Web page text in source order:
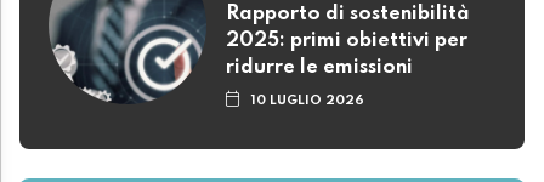
Rapporto di sostenibilità
2025: primi obiettivi per
ridurre le emissioni
10 LUGLIO 2026